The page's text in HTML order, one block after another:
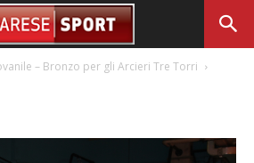
– Bronzo per gli Arcieri Tre Torri